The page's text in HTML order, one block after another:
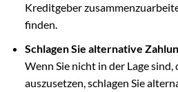
Kreditgeber
finden.
Schlagen Sie alternative
Wenn Sie nicht in der Lage
auszusetzen, schlagen Sie